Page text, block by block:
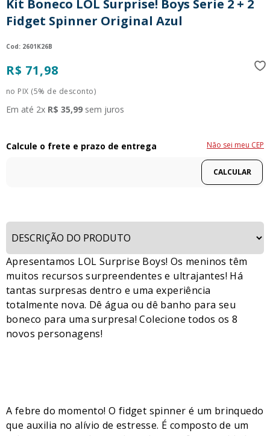
Kit Boneco LOL Surprise! Boys Serie 2 + 2
Fidget Spinner Original Azul
: 2601K26B
R$ 71,98
no PIX (5% de desconto)
Em até 2x R$ 35,99 sem juros
Não sei meu CEP
Apresentamos LOL Surprise Boys! Os meninos têm
muitos recursos surpreendentes e ultrajantes! Há
tantas surpresas dentro e uma experiência
totalmente nova. Dê água ou dê banho para seu
boneco para uma surpresa! Colecione todos os 8
novos personagens!
A febre do momento! O fidget spinner é um brinquedo
que auxilia no alívio de estresse. É composto de um
9º
guerreiras kpop